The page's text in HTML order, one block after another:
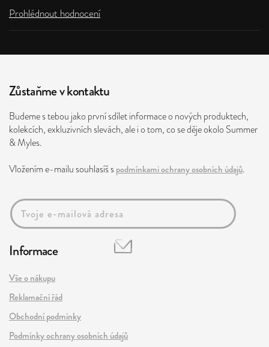
Prohlédnout hodnocení
Zůstaňme v kontaktu
Budeme s tebou jako první sdílet informace o nových produktech,
kolekcích, exkluzivních slevách, ale i o tom, co se děje okolo Summer
& Myles.
Vložením e-mailu souhlasíš spodmínkami ochrany osobních údajů.
Informace
Vše o nákupu
Reklamační řád
Obchodní podmínky
Podmínky ochrany osobních údajů